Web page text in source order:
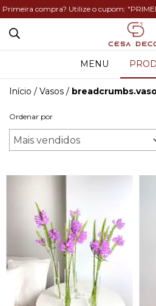
Primeira compra? Utilize o cupom:
MENU
Início / Vasos /
Ordenar por